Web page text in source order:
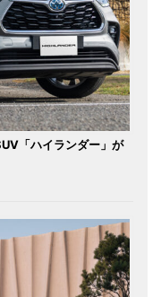
「ハイランダー」が